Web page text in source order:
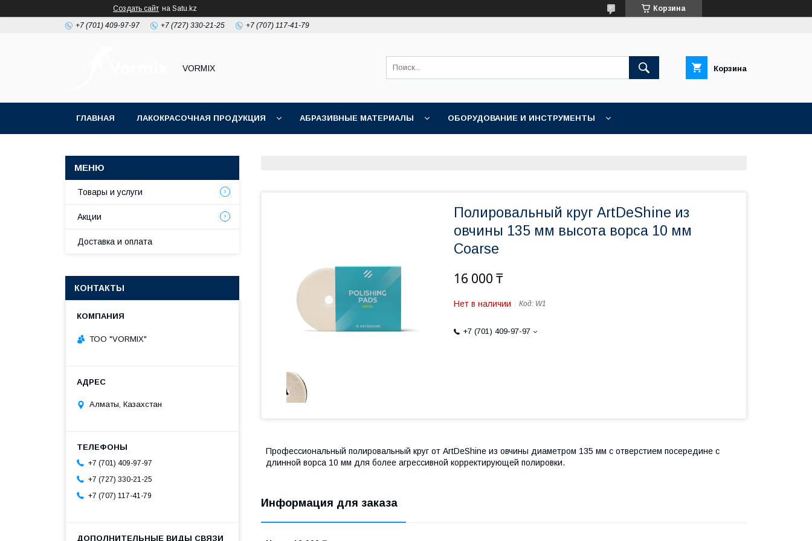
Создать сайт на Satu.kz Корзина
+7 (701) 409-97-97 +7 (727) 330-21-25 +7 (707) 117-41-79
VORMIX Корзина
ГЛАВНАЯ ЛАКОКРАСОЧНАЯ ПРОДУКЦИЯ АБРАЗИВНЫЕ МАТЕРИАЛЫ ОБОРУДОВАНИЕ И ИНСТРУМЕНТЫ
Полировальный круг ArtDeShine из
овчины 135 мм высота ворса 10 мм
Coarse
16 000 ₸
Нет в наличии Код: W1
+7 (701) 409-97-97
Профессиональный полировальный круг от ArtDeShine из овчины диаметром 135 мм с отверстием посередине с
длинной ворса 10 мм для более агрессивной корректирующей полировки.
Информация для заказа
Товары и услуги
Акции
Доставка и оплата
КОНТАКТЫ
ТОО "VORMIX"
Алматы, Казахстан
+7 (701) 409-97-97
+7 (727) 330-21-25
+7 (707) 117-41-79